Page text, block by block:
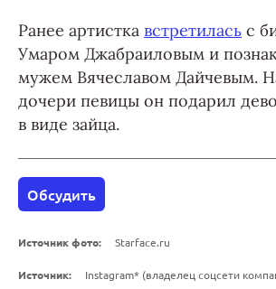
Ранее артистка встретилась с
Умаром Джабраиловым и
мужем Вячеславом Дайчевым.
дочери певицы он подарил
в виде зайца.
Обсудить
Источник фото: Starface.ru
Источник:
Instagram* (владелец соцсети